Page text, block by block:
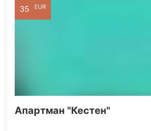
35 EUR
Апартман "Кестен"